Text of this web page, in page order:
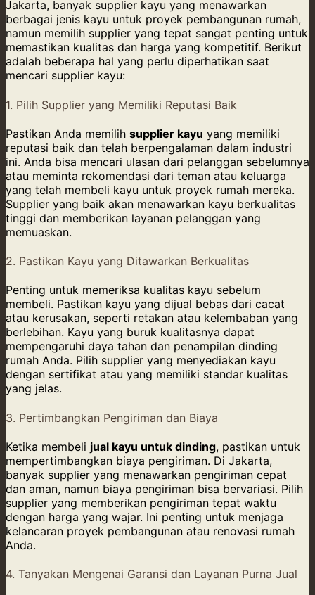
Jakarta, banyak supplier kayu yang menawarkan
berbagai jenis kayu untuk proyek pembangunan rumah,
namun memilih supplier yang tepat sangat penting untuk
memastikan kualitas dan harga yang kompetitif. Berikut
adalah beberapa hal yang perlu diperhatikan saat
mencari supplier kayu:
1. Pilih Supplier yang Memiliki Reputasi Baik
Pastikan Anda memilih supplier kayu yang memiliki
reputasi baik dan telah berpengalaman dalam industri
ini. Anda bisa mencari ulasan dari pelanggan sebelumnya
atau meminta rekomendasi dari teman atau keluarga
yang telah membeli kayu untuk proyek rumah mereka.
Supplier yang baik akan menawarkan kayu berkualitas
tinggi dan memberikan layanan pelanggan yang
memuaskan.
2. Pastikan Kayu yang Ditawarkan Berkualitas
Penting untuk memeriksa kualitas kayu sebelum
membeli. Pastikan kayu yang dijual bebas dari cacat
atau kerusakan, seperti retakan atau kelembaban yang
berlebihan. Kayu yang buruk kualitasnya dapat
mempengaruhi daya tahan dan penampilan dinding
rumah Anda. Pilih supplier yang menyediakan kayu
dengan sertifikat atau yang memiliki standar kualitas
yang jelas.
3. Pertimbangkan Pengiriman dan Biaya
Ketika membeli jual kayu untuk dinding, pastikan untuk
mempertimbangkan biaya pengiriman. Di Jakarta,
banyak supplier yang menawarkan pengiriman cepat
dan aman, namun biaya pengiriman bisa bervariasi. Pilih
supplier yang memberikan pengiriman tepat waktu
dengan harga yang wajar. Ini penting untuk menjaga
kelancaran proyek pembangunan atau renovasi rumah
Anda.
4. Tanyakan Mengenai Garansi dan Layanan Purna Jual